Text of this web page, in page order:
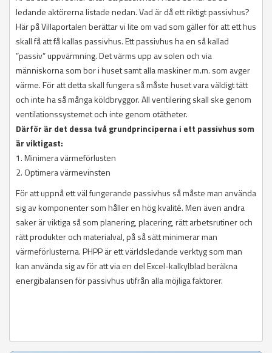
ledande aktörerna listade nedan. Vad är då ett riktigt passivhus?
Här på Villaportalen berättar vi lite om vad som gäller för att ett hus
skall få att få kallas passivhus. Ett passivhus ha en så kallad
”passiv” uppvärmning. Det värms upp av solen och via
människorna som bor i huset samt alla maskiner m.m. som avger
värme. För att detta skall fungera så måste huset vara väldigt tätt
och inte ha så många köldbryggor. All ventilering skall ske genom
ventilationssystemet och inte genom otätheter.
Därför är det dessa två grundprinciperna i ett passivhus som
är viktigast:
1. Minimera värmeförlusten
2. Optimera värmevinsten
För att uppnå ett väl fungerande passivhus så måste man använda
sig av komponenter som håller en hög kvalité. Men även andra
saker är viktiga så som planering, placering, rätt arbetsrutiner och
rätt produkter och materialval, på så sätt minimerar man
värmeförlusterna. PHPP är ett världsledande verktyg som man
kan använda sig av för att via en del Excel-kalkylblad beräkna
energibalansen för passivhus utifrån alla möjliga faktorer.